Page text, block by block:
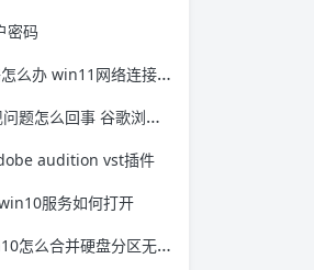
密码
win11网络连接不见了
器代理服务器连接失败是什么原因
audition vst插件
服务如何打开
合并硬盘分区无法扩展